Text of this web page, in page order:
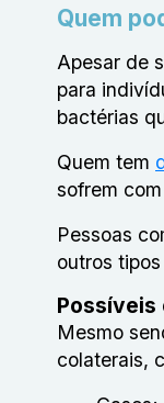
Quem
Apesar de
para
bactérias
Quem tem
sofrem
Pessoas
outros
Mesmo
colaterais,